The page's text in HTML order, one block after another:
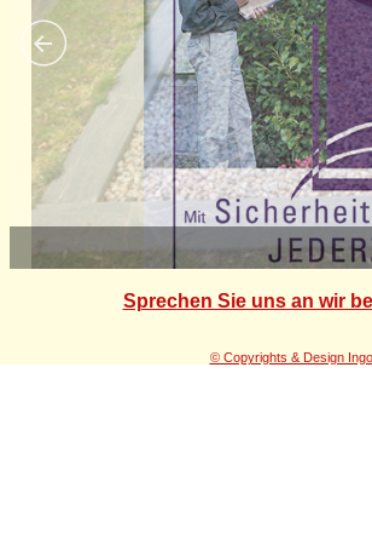
Sprechen Sie uns an wir
© Copyrights & Design